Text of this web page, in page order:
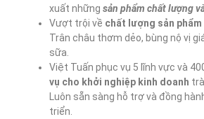
xuất những sản phẩm chất lượng
Vượt trội về chất lượng sản phẩm
Trân châu thơm dẻo, bùng nộ vị
sữa.
Việt Tuấn phục vụ 5 lĩnh vực và
vụ cho khởi nghiệp kinh doanh
Luôn sẵn sàng hỗ trợ và đồng
triển.